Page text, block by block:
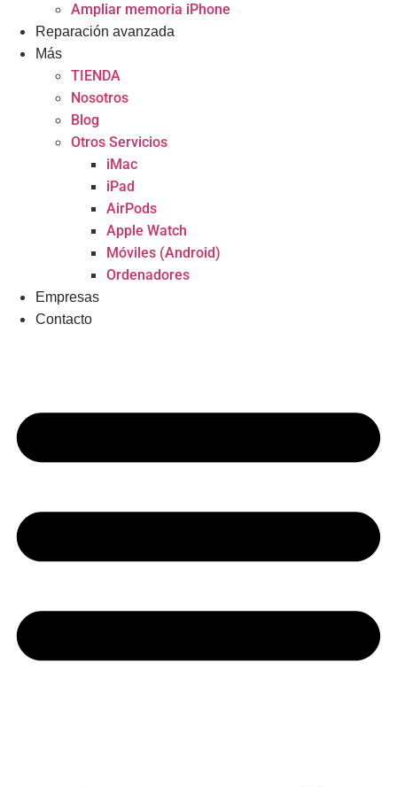
Ampliar memoria iPhone
Reparación avanzada
Más
TIENDA
Nosotros
Blog
Otros Servicios
iMac
iPad
AirPods
Apple Watch
Móviles (Android)
Ordenadores
Empresas
Contacto